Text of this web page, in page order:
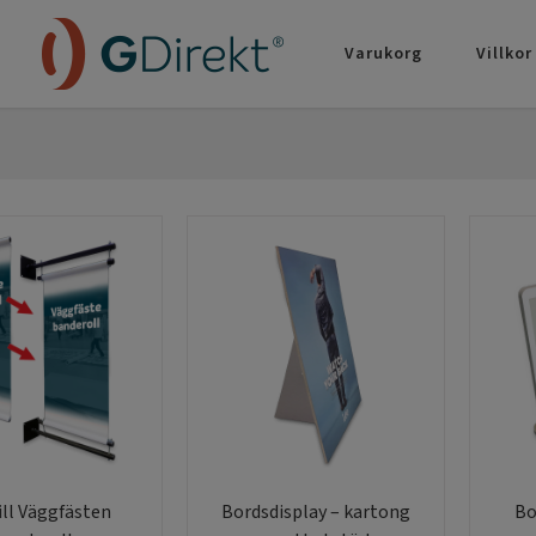
Varukorg Villkor
Väggfästen
Bordsdisplay – kartong